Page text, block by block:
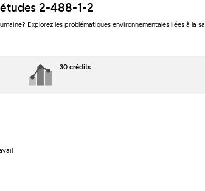
2-488-1-2
Explorez les problématiques environnementales liées à
30 crédits